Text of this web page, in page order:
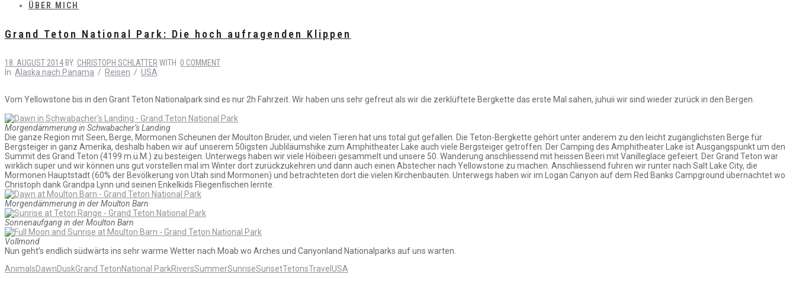
ÜBER MICH
Grand Teton National Park: Die hoch aufragenden Klippen
18. AUGUST 2014 BY CHRISTOPH SCHLATTER WITH 0 COMMENT
In Alaska nach Panama / Reisen / USA
Vom Yellowstone bis in den Grant Teton Nationalpark sind es nur 2h Fahrzeit. Wir haben uns sehr gefreut als wir die zerklüftete Bergkette das erste Mal sahen, juhuii wir sind wieder zurück in den Bergen.
Morgendämmerung in Schwabacher’s Landing
Die ganze Region mit Seen, Berge, Mormonen Scheunen der Moulton Brüder, und vielen Tieren hat uns total gut gefallen. Die Teton-Bergkette gehört unter anderem zu den leicht zugänglichsten Berge für
Bergsteiger in ganz Amerika, deshalb haben wir auf unserem 50igsten Jubliläumshike zum Amphitheater Lake auch viele Bergsteiger getroffen. Der Camping des Amphitheater Lake ist Ausgangspunkt um den
Summit des Grand Teton (4199 m.ü.M.) zu besteigen. Unterwegs haben wir viele Höibeeri gesammelt und unsere 50. Wanderung anschliessend mit heissen Beeri mit Vanilleglace gefeiert. Der Grand Teton war
wirklich super und wir können uns gut vorstellen mal im Winter dort zurückzukehren und dann auch einen Abstecher nach Yellowstone zu machen. Anschliessend fuhren wir runter nach Salt Lake City, die
Mormonen Hauptstadt (60% der Bevölkerung von Utah sind Mormonen) und betrachteten dort die vielen Kirchenbauten. Unterwegs haben wir im Logan Canyon auf dem Red Banks Campground übernachtet wo
Christoph dank Grandpa Lynn und seinen Enkelkids Fliegenfischen lernte.
Morgendämmerung in der Moulton Barn
Sonnenaufgang in der Moulton Barn
Vollmond
Nun geht’s endlich südwärts ins sehr warme Wetter nach Moab wo Arches und Canyonland Nationalparks auf uns warten.
AnimalsDawnDuskGrand TetonNational ParkRiversSummerSunriseSunsetTetonsTravel USA